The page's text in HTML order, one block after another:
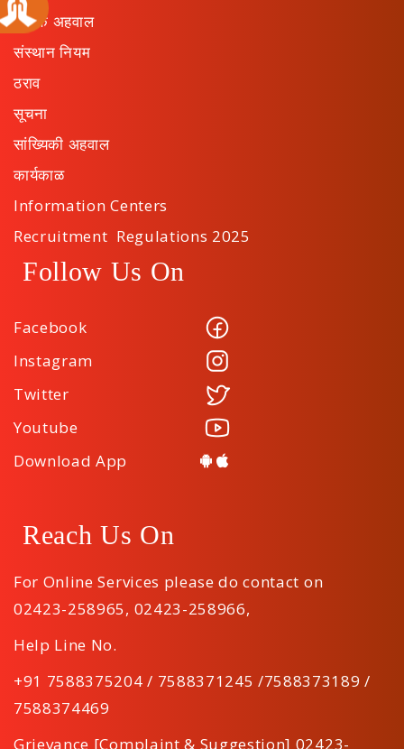
वार्षिक अहवाल
संस्थान नियम
ठराव
सूचना
सांख्यिकी अहवाल
कार्यकाळ
Information Centers
Recruitment Regulations 2025
Follow Us On
Facebook
Instagram
Twitter
Youtube
Download App
Reach Us On
For Online Services please do contact on
02423-258965, 02423-258966,
Help Line No.
+91 7588375204 / 7588371245 /7588373189 /
7588374469
Grievance [Complaint & Suggestion] 02423-